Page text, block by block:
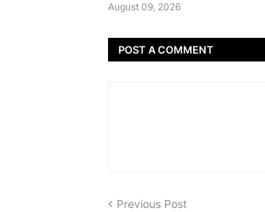
August 09, 2026
POST A COMMENT
Previous Post